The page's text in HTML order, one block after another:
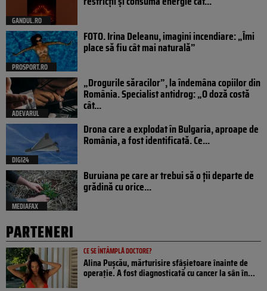
GANDUL.RO
PROSPORT.RO
FOTO. Irina Deleanu, imagini incendiare: „Îmi
place să fiu cât mai naturală”
ADEVARUL
„Drogurile săracilor”, la îndemâna copiilor din
România. Specialist antidrog: „O doză costă
cât...
DIGI24
Drona care a explodat în Bulgaria, aproape de
România, a fost identificată. Ce...
MEDIAFAX
Buruiana pe care ar trebui să o ții departe de
grădină cu orice...
PARTENERI
CE SE ÎNTÂMPLĂ DOCTORE?
Alina Pușcău, mărturisire sfâșietoare înainte de
operație. A fost diagnosticată cu cancer la sân în...